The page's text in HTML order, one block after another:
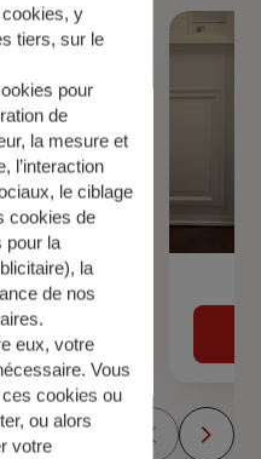
y
tiers, sur le
pour
de
la mesure et
l’interaction
le ciblage
cookies de
pour la
), la
de nos
eux, votre
Vous
cookies ou
ou alors
votre